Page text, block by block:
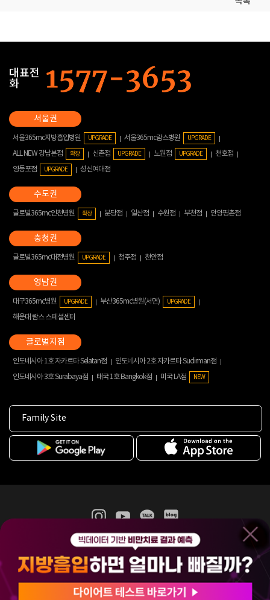
대표전
화
서울365mc지방흡입병원 UPGRADE 서울365mc람스병원 UPGRADE
ALL NEW 강남본점 확장 신촌점 UPGRADE 노원점 UPGRADE
천호점
영등포점
UPGRADE 성신여대점
글로벌365mc인천병원 확장 분당점 일산점 수원점 부천점 안양평촌점
글로벌365mc대전병원 UPGRADE 청주점 천안점
대구365mc병원 UPGRADE 부산365mc병원(서면) UPGRADE
해운대 람스 스페셜센터
인도네시아 1호 자카르타 Selatan점
인도네시아 2호 자카르타 Sudirman점
인도네시아 3호 Surabaya점
태국 1호 Bangkok점 미국 LA점 NEW
Family Site
365mc 병·의원 이용약관
홈페이지 이용약관
비급여진료수가
(주)365mcㅣ서울특별시 서초구 서초대로52길 7, 3~4층(서초동, 제일빌딩)
120-87-04354ㅣ김남철